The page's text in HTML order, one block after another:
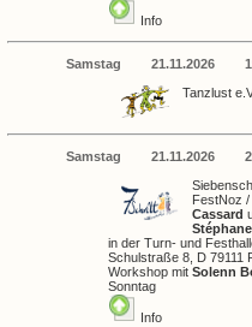
Info
Samstag 21.11.2026
Tanzlust
Samstag 21.11.2026
FestNoz
Cassard
in der Turn- und
Schulstraße 8, D 79111
Workshop mit Solenn
Sonntag
Info